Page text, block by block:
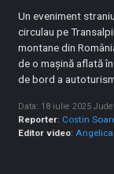
Un eveniment
circulau pe
montane din
de o mașină aflată
de bord a
Data: 18 iulie 2025
Reporter: Costin
Editor video: